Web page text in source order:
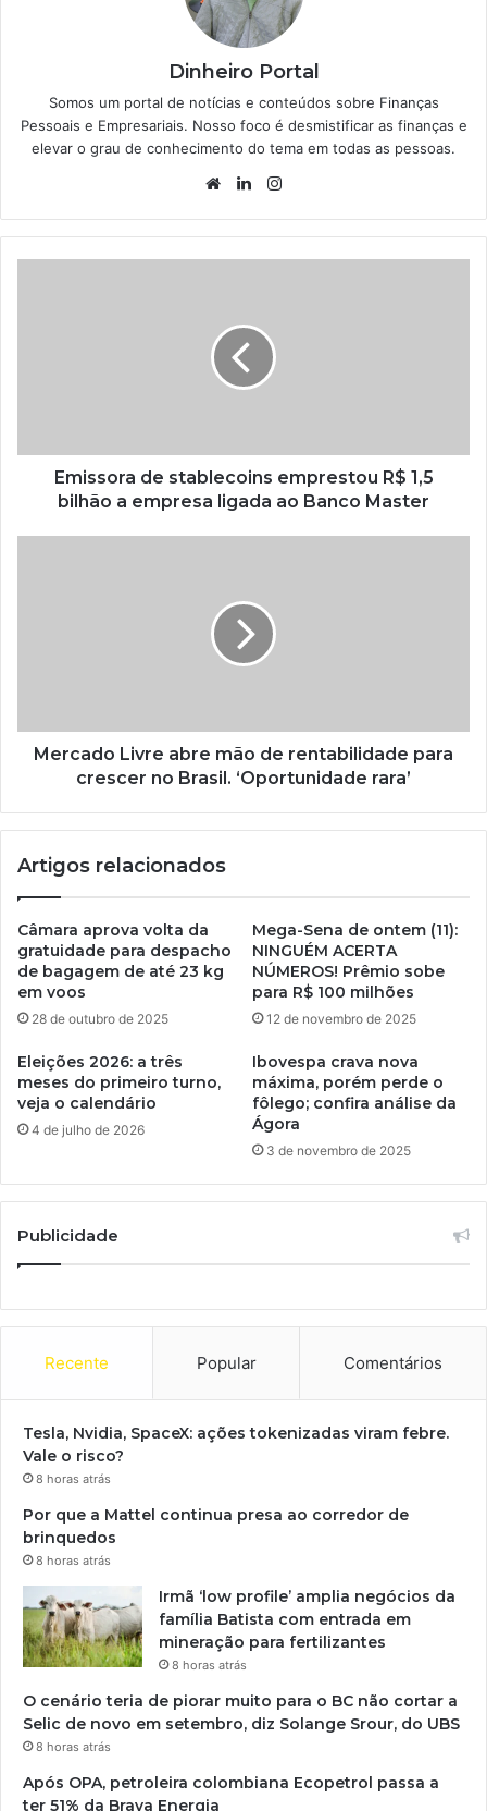
Dinheiro Portal
Somos um portal de notícias e conteúdos sobre Finanças
Pessoais e Empresariais. Nosso foco é desmistificar as finanças e
elevar o grau de conhecimento do tema em todas as pessoas.
WebsiteLinkedin
Emissora de stablecoins emprestou R$ 1,5
bilhão a empresa ligada ao Banco Master
Mercado Livre abre mão de rentabilidade para
crescer no Brasil. ‘Oportunidade rara’
Artigos relacionados
Câmara aprova volta da
gratuidade para despacho
de bagagem de até 23 kg
em voos
28 de outubro de 2025
Mega-Sena de ontem (11):
NINGUÉM ACERTA
NÚMEROS! Prêmio sobe
para R$ 100 milhões
12 de novembro de 2025
Eleições 2026: a três
meses do primeiro turno,
veja o calendário
4 de julho de 2026
Ibovespa crava nova
máxima, porém perde o
fôlego; confira análise da
Ágora
3 de novembro de 2025
Publicidade
Recente Popular Comentários
Tesla, Nvidia, SpaceX: ações tokenizadas viram febre.
Vale o risco?
8 horas atrás
Por que a Mattel continua presa ao corredor de
brinquedos
8 horas atrás
Irmã ‘low profile’ amplia negócios da
família Batista com entrada em
mineração para fertilizantes
8 horas atrás
O cenário teria de piorar muito para o BC não cortar a
Selic de novo em setembro, diz Solange Srour, do UBS
8 horas atrás
Após OPA, petroleira colombiana Ecopetrol passa a
ter 51% da Brava Energia